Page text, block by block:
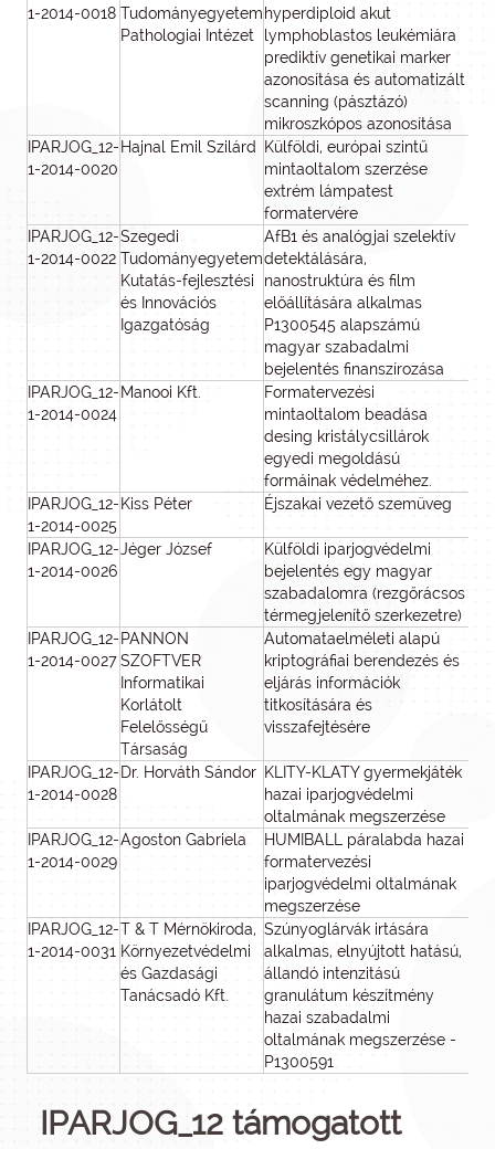
1-2014-0018 Tudományegyetem
Pathologiai Intézet
hyperdiploid akut
lymphoblastos leukémiára
prediktív genetikai marker
azonosítása és automatizált
scanning (pásztázó)
mikroszkópos azonosítása
IPARJOG_12-
1-2014-0020
Hajnal Emil Szilárd
Külföldi, európai szintű
mintaoltalom szerzése
extrém lámpatest
formatervére
IPARJOG_12-
1-2014-0022
Szegedi
Tudományegyetem
Kutatás-fejlesztési
és Innovációs
Igazgatóság
AfB1 és analógjai szelektív
detektálására,
nanostruktúra és film
előállítására alkalmas
P1300545 alapszámú
magyar szabadalmi
bejelentés finanszírozása
IPARJOG_12-
1-2014-0024
Manooi Kft.
Formatervezési
mintaoltalom beadása
desing kristálycsillárok
egyedi megoldású
formáinak védelméhez.
IPARJOG_12-
1-2014-0025
Kiss Péter Éjszakai vezető szemüveg
IPARJOG_12-
1-2014-0026
Jéger József
Külföldi iparjogvédelmi
bejelentés egy magyar
szabadalomra (rezgőrácsos
térmegjelenítő szerkezetre)
IPARJOG_12-
1-2014-0027
PANNON
SZOFTVER
Informatikai
Korlátolt
Felelősségű
Társaság
Automataelméleti alapú
kriptográfiai berendezés és
eljárás információk
titkosítására és
visszafejtésére
IPARJOG_12-
1-2014-0028
Dr. Horváth Sándor KLITY-KLATY gyermekjáték
hazai iparjogvédelmi
oltalmának megszerzése
IPARJOG_12-
1-2014-0029
Agoston Gabriela
HUMIBALL páralabda hazai
formatervezési
iparjogvédelmi oltalmának
megszerzése
IPARJOG_12-
1-2014-0031
T & T Mérnökiroda,
Környezetvédelmi
és Gazdasági
Tanácsadó Kft.
Szúnyoglárvák irtására
alkalmas, elnyújtott hatású,
állandó intenzitású
granulátum készítmény
hazai szabadalmi
oltalmának megszerzése -
P1300591
IPARJOG_12 támogatott